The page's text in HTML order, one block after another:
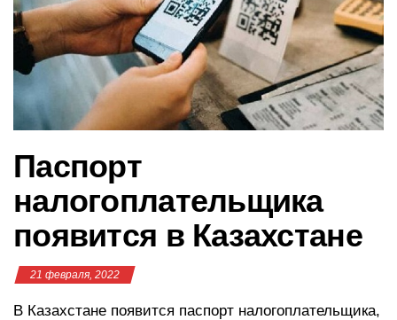
Паспорт
налогоплательщика
появится в Казахстане
21 февраля, 2022
В Казахстане появится паспорт налогоплательщика,